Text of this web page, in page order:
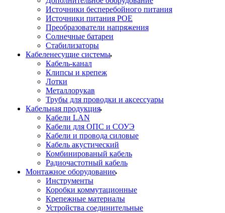
Источники бесперебойного питания
Источники питания POE
Преобразователи напряжения
Солнечные батареи
Стабилизаторы
Кабеленесущие системы
Кабель-канал
Клипсы и крепеж
Лотки
Металлорукав
Трубы для проводки и аксессуары
Кабельная продукция
Кабели LAN
Кабели для ОПС и СОУЭ
Кабели и провода силовые
Кабель акустический
Комбинированый кабель
Радиочастотный кабель
Монтажное оборудование
Инструменты
Коробки коммутационные
Крепежные материалы
Устройства соединительные